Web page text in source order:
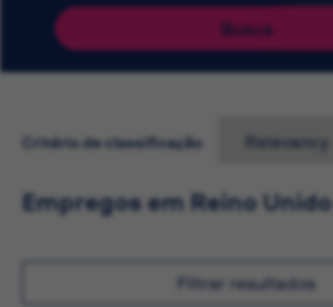
Busca
Critério de classificação
Empregos em Reino Unido
Filtrar resultados